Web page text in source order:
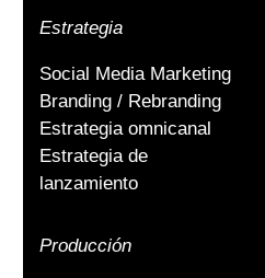
Estrategia
Social Media Marketing
Branding / Rebranding
Estrategia omnicanal
Estrategia de
lanzamiento
Producción